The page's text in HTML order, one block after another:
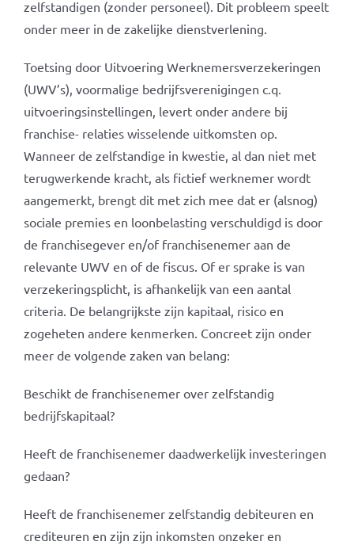
zelfstandigen (zonder personeel). Dit probleem speelt
onder meer in de zakelijke dienstverlening.
Toetsing door Uitvoering Werknemersverzekeringen
(UWV’s), voormalige bedrijfsverenigingen c.q.
uitvoeringsinstellingen, levert onder andere bij
franchise- relaties wisselende uitkomsten op.
Wanneer de zelfstandige in kwestie, al dan niet met
terugwerkende kracht, als fictief werknemer wordt
aangemerkt, brengt dit met zich mee dat er (alsnog)
sociale premies en loonbelasting verschuldigd is door
de franchisegever en/of franchisenemer aan de
relevante UWV en of de fiscus. Of er sprake is van
verzekeringsplicht, is afhankelijk van een aantal
criteria. De belangrijkste zijn kapitaal, risico en
zogeheten andere kenmerken. Concreet zijn onder
meer de volgende zaken van belang:
Beschikt de franchisenemer over zelfstandig
bedrijfskapitaal?
Heeft de franchisenemer daadwerkelijk investeringen
gedaan?
Heeft de franchisenemer zelfstandig debiteuren en
crediteuren en zijn zijn inkomsten onzeker en